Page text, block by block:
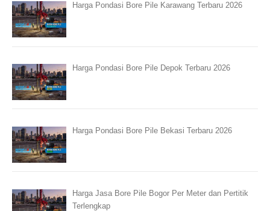
Harga Pondasi Bore Pile Karawang Terbaru 2026
Harga Pondasi Bore Pile Depok Terbaru 2026
Harga Pondasi Bore Pile Bekasi Terbaru 2026
Harga Jasa Bore Pile Bogor Per Meter dan Pertitik
Terlengkap